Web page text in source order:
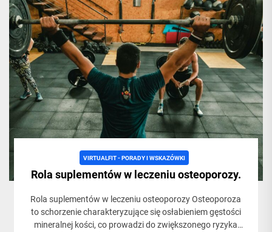
VIRTUALFIT - PORADY I WSKAZÓWKI
Rola suplementów w leczeniu osteoporozy.
Rola suplementów w leczeniu osteoporozy Osteoporoza
to schorzenie charakteryzujące się osłabieniem gęstości
mineralnej kości, co prowadzi do zwiększonego ryzyka